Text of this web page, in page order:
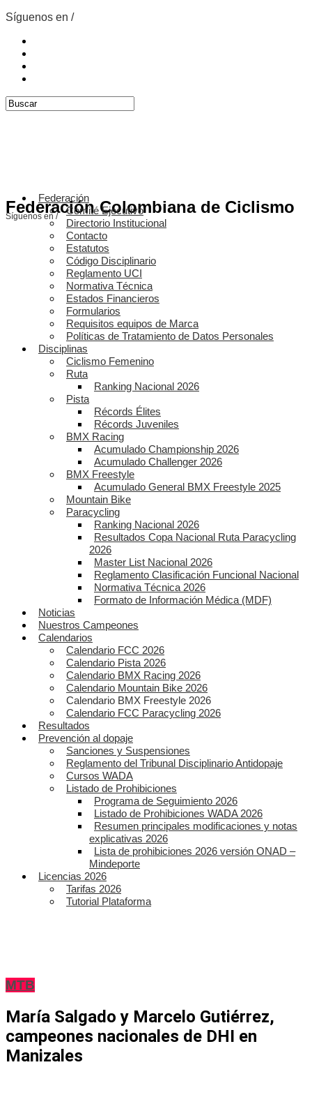
Síguenos en /
Federación Colombiana de Ciclismo
Síguenos en /
Federación
Comité Ejecutivo
Directorio Institucional
Contacto
Estatutos
Código Disciplinario
Reglamento UCI
Normativa Técnica
Estados Financieros
Formularios
Requisitos equipos de Marca
Políticas de Tratamiento de Datos Personales
Disciplinas
Ciclismo Femenino
Ruta
Ranking Nacional 2026
Pista
Récords Élites
Récords Juveniles
BMX Racing
Acumulado Championship 2026
Acumulado Challenger 2026
BMX Freestyle
Acumulado General BMX Freestyle 2025
Mountain Bike
Paracycling
Ranking Nacional 2026
Resultados Copa Nacional Ruta Paracycling
2026
Master List Nacional 2026
Reglamento Clasificación Funcional Nacional
Normativa Técnica 2026
Formato de Información Médica (MDF)
Noticias
Nuestros Campeones
Calendarios
Calendario FCC 2026
Calendario Pista 2026
Calendario BMX Racing 2026
Calendario Mountain Bike 2026
Calendario BMX Freestyle 2026
Calendario FCC Paracycling 2026
Resultados
Prevención al dopaje
Sanciones y Suspensiones
Reglamento del Tribunal Disciplinario Antidopaje
Cursos WADA
Listado de Prohibiciones
Programa de Seguimiento 2026
Listado de Prohibiciones WADA 2026
Resumen principales modificaciones y notas
explicativas 2026
Lista de prohibiciones 2026 versión ONAD –
Mindeporte
Licencias 2026
Tarifas 2026
Tutorial Plataforma
MTB
María Salgado y Marcelo Gutiérrez,
campeones nacionales de DHI en
Manizales